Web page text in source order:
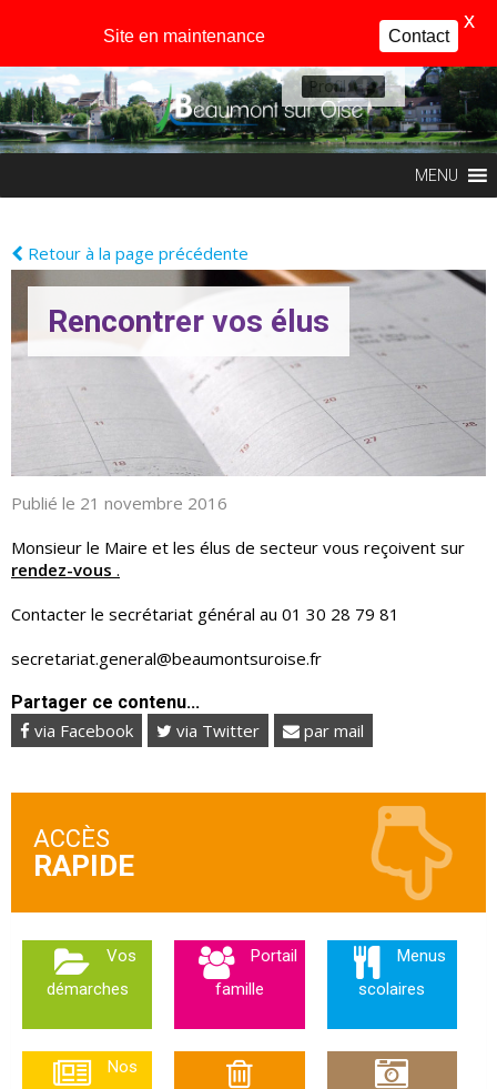
Profil
MENU
Retour à la page précédente
Rencontrer vos élus
Publié le 21 novembre 2016
Monsieur le Maire et les élus de secteur vous reçoivent sur
rendez-vous .
Contacter le secrétariat général au 01 30 28 79 81
secretariat.general@beaumontsuroise.fr
Partager ce contenu...
via Facebook via Twitter par mail
ACCÈS
Vos
démarches
Portail
famille
Menus
scolaires
Nos
Site en maintenance Contact
X